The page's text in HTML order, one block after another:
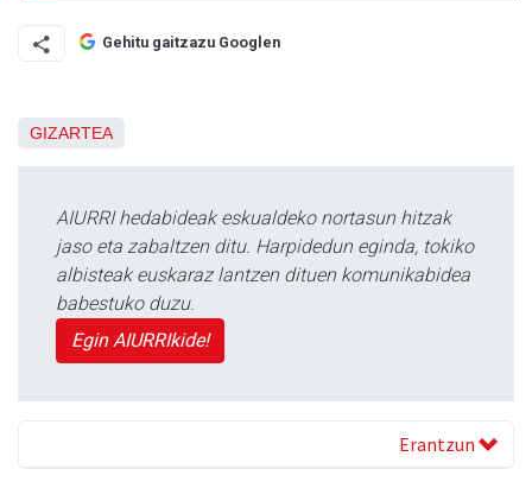
Gehitu gaitzazu Googlen
GIZARTEA
AIURRI hedabideak eskualdeko nortasun hitzak
jaso eta zabaltzen ditu. Harpidedun eginda, tokiko
albisteak euskaraz lantzen dituen komunikabidea
babestuko duzu.
Egin AIURRIkide!
Erantzun